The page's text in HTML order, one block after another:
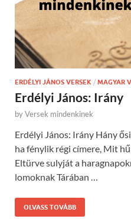
ERDÉLYI JÁNOS VERSEK / MAGYAR
Erdélyi János: Irány
byVersek mindenkinek
Erdélyi János: Irány Hány
ha fénylik régi címere, Mit
Eltürve sulyját a
lomoknak Tárában …
OLVASS TOVÁBB